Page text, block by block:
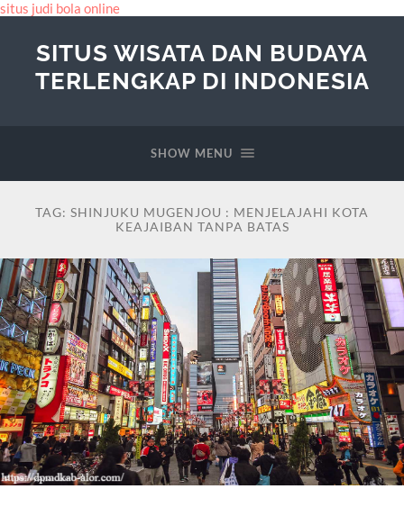
situs judi bola online
SITUS WISATA DAN BUDAYA
TERLENGKAP DI INDONESIA
SHOW MENU
TAG: SHINJUKU MUGENJOU : MENJELAJAHI KOTA
KEAJAIBAN TANPA BATAS